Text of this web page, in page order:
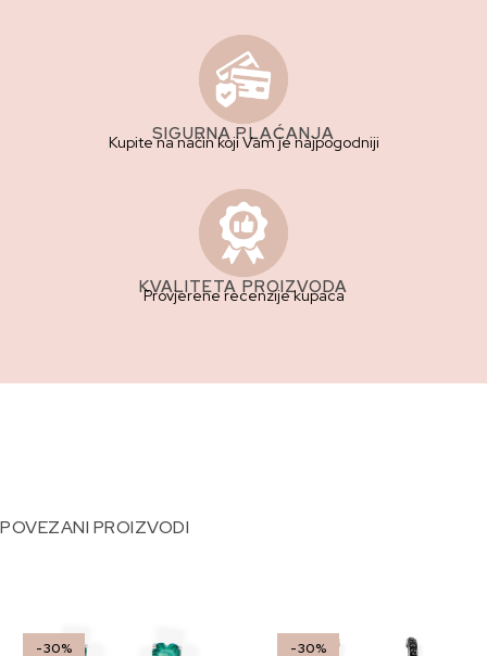
SIGURNA PLAĆANJA
Kupite na način koji Vam je najpogodniji
KVALITETA PROIZVODA
Provjerene recenzije kupaca
POVEZANI PROIZVODI
-30% -30%